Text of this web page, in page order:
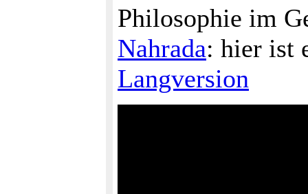
Philosophie im
Nahrada: hier ist
Langversion